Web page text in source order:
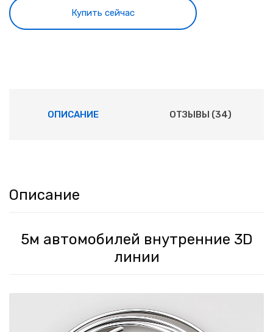
Купить сейчас
ОПИСАНИЕ ОТЗЫВЫ (34)
Описание
5м автомобилей внутренние 3D
линии